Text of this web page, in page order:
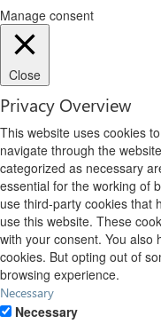
Manage consent
Close
Privacy Overview
This website uses cookies
navigate through the
categorized as necessary
essential for the working of
use third-party cookies that
use this website. These
with your consent. You also
cookies. But opting out of
browsing experience.
Necessary
Necessary